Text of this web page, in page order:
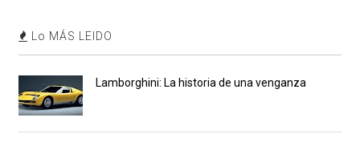
Lo MÁS LEIDO
Lamborghini: La historia de una venganza